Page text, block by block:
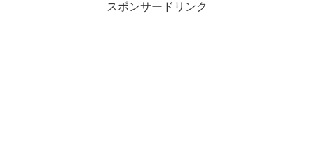
スポンサードリンク